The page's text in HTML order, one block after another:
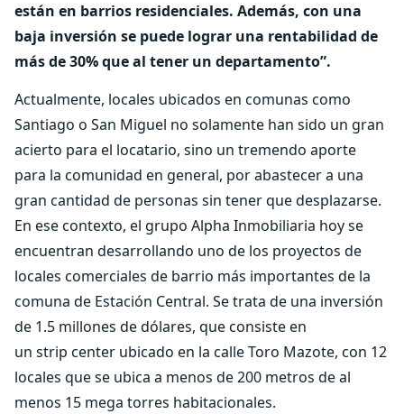
están en barrios residenciales. Además, con una
baja inversión se puede lograr una rentabilidad de
más de 30% que al tener un departamento”.
Actualmente, locales ubicados en comunas como
Santiago o San Miguel no solamente han sido un gran
acierto para el locatario, sino un tremendo aporte
para la comunidad en general, por abastecer a una
gran cantidad de personas sin tener que desplazarse.
En ese contexto, el grupo Alpha Inmobiliaria hoy se
encuentran desarrollando uno de los proyectos de
locales comerciales de barrio más importantes de la
comuna de Estación Central. Se trata de una inversión
de 1.5 millones de dólares, que consiste en
un strip center ubicado en la calle Toro Mazote, con 12
locales que se ubica a menos de 200 metros de al
menos 15 mega torres habitacionales.